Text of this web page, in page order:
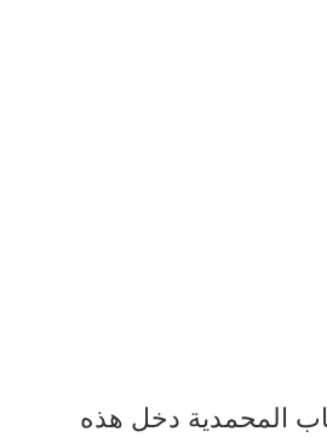
المحمدية دخل هذه